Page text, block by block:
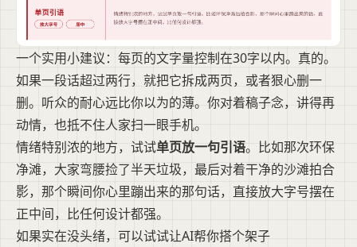
一个实用小建议：每页的文字量控制在30字以内。真的。
如果一段话超过两行，就把它拆成两页，或者狠心删一
删。听众的耐心远比你以为的薄。你对着稿子念，讲得再
动情，也抵不住人家扫一眼手机。
情绪特别浓的地方，试试单页放一句引语。比如那次环保
净滩，大家弯腰捡了半天垃圾，最后对着干净的沙滩拍合
影，那个瞬间你心里蹦出来的那句话，直接放大字号摆在
正中间，比任何设计都强。
如果实在没头绪，可以试试让AI帮你搭个架子